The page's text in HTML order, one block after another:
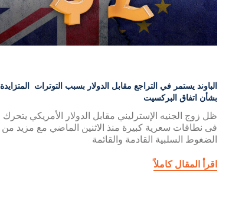
الباوند يستمر في التراجع مقابل الدولار بسبب التوترات المتزايدة
بشأن اتفاق البركسيت
ظل زوج الجنيه الإسترليني مقابل الدولار الأمريكي يتحرك
فى نطاقات سعرية كبيرة منذ الاثنين الماضي مع مزيد من
الضغوط السلبية القادمة والقائمة
اقرأ المقال كاملاً